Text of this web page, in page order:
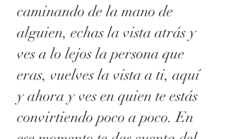
caminando de la mano de
alguien, echas la vista atrás y
ves a lo lejos la persona que
eras, vuelves la vista a ti, aquí
y ahora y ves en quien te estás
convirtiendo poco a poco. En